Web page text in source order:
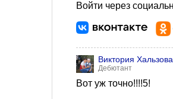
Войти через
Виктория Хальзова
Дебютант
Вот уж точно!!!!5!